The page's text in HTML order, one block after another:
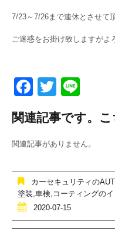
7/23～7/26まで連休とさせて
ご迷惑をお掛け致しますがよ
F
a
c
e
o
o
k
T
tt
er
e
関連記事です。こ
関連記事がありません。
カーセキュリティの
塗装,車検,コーティングの
2020-07-15